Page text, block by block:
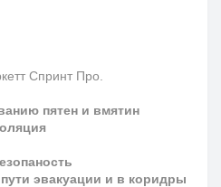
Спринт Про.
пятен и вмятин
эвакуации и в коридры